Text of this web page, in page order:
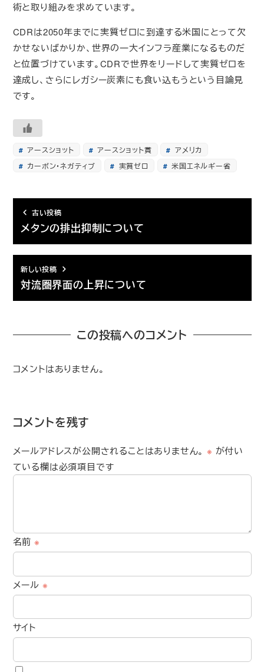
術と取り組みを求めています。
CDRは2050年までに実質ゼロに到達する米国にとって欠
かせないばかりか、世界の一大インフラ産業になるものだ
と位置づけています。CDRで世界をリードして実質ゼロを
達成し、さらにレガシー炭素にも食い込もうという目論見
です。
アースショット アースショット賞
アメリカ
カーボン・ネガティブ
実質ゼロ 米国エネルギー省
古い投稿
メタンの排出抑制について
新しい投稿
対流圏界面の上昇について
この投稿へのコメント
コメントはありません。
コメントを残す
メールアドレスが公開されることはありません。 ※ が付い
ている欄は必須項目です
名前 ※
メール ※
サイト